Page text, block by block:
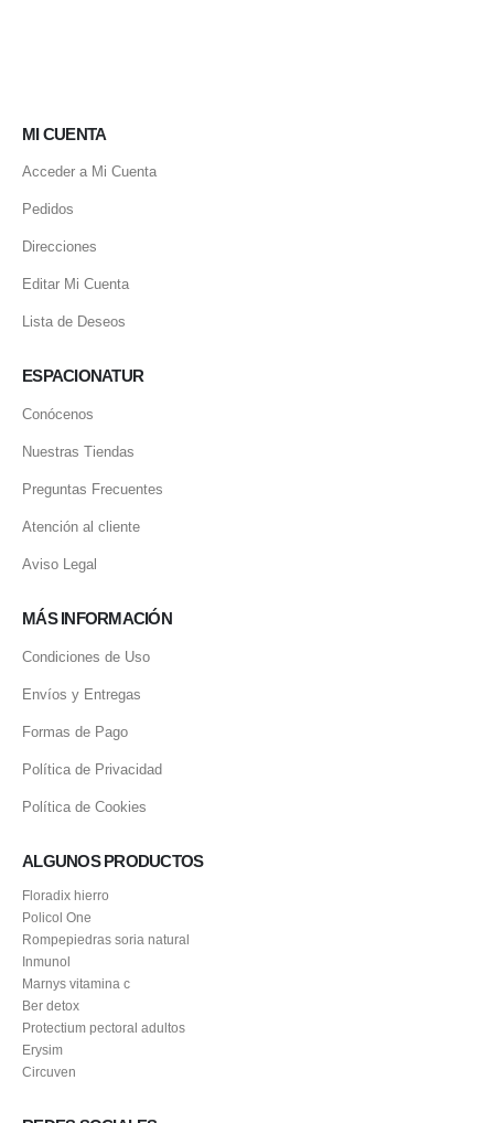
MI CUENTA
Acceder a Mi Cuenta
Pedidos
Direcciones
Editar Mi Cuenta
Lista de Deseos
ESPACIONATUR
Conócenos
Nuestras Tiendas
Preguntas Frecuentes
Atención al cliente
Aviso Legal
MÁS INFORMACIÓN
Condiciones de Uso
Envíos y Entregas
Formas de Pago
Política de Privacidad
Política de Cookies
ALGUNOS PRODUCTOS
Floradix hierro
Policol One
Rompepiedras soria natural
Inmunol
Marnys vitamina c
Ber detox
Protectium pectoral adultos
Erysim
Circuven